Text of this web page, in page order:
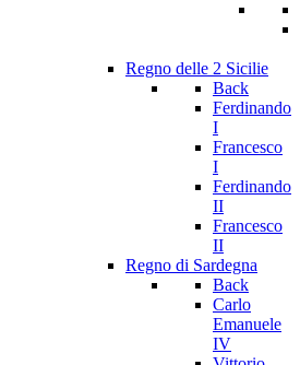
Regno delle 2 Sicilie
Back
Ferdinando
I
Francesco
I
Ferdinando
II
Francesco
II
Regno di Sardegna
Back
Carlo
Emanuele
IV